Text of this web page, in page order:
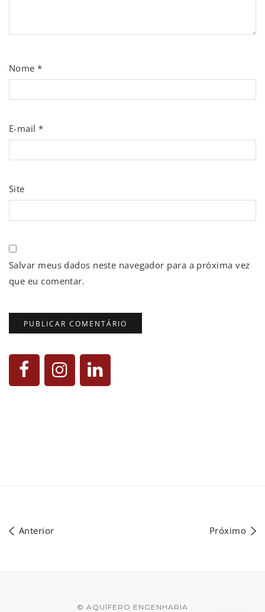
Nome*
E-mail*
Site
Salvar meus dados neste navegador para a próxima vez
que eu comentar.
Anterior Próximo
© AQUÍFERO ENGENHARIA